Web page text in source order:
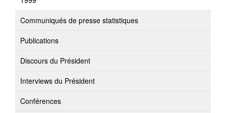
Communiqués de presse statistiques
Publications
Discours du Président
Interviews du Président
Conférences